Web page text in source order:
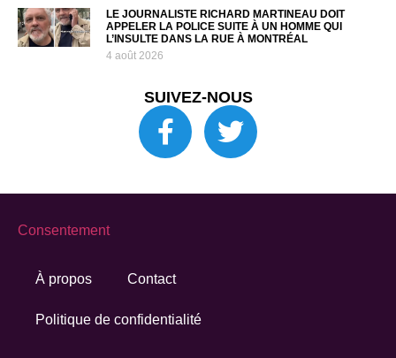
LE JOURNALISTE RICHARD MARTINEAU DOIT
APPELER LA POLICE SUITE À UN HOMME QUI
L’INSULTE DANS LA RUE À MONTRÉAL
4 août 2026
SUIVEZ-NOUS
À propos Contact
Politique de confidentialité
Consentement